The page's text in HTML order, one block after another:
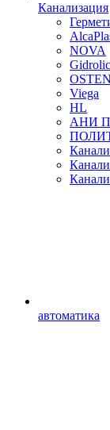
Канализация
NOVA
Viega
HL
АНИ
автоматика